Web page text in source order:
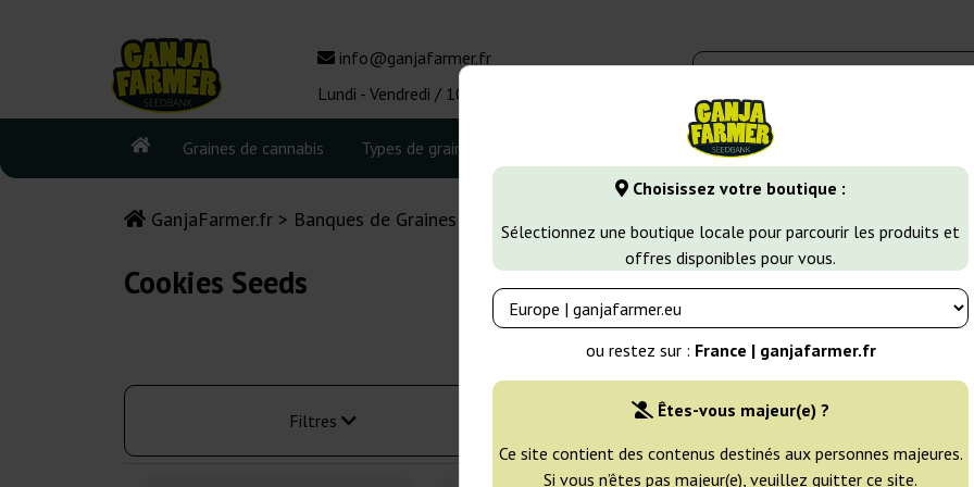
Choisissez votre boutique :
Sélectionnez une boutique locale pour parcourir les produits et
offres disponibles pour vous.
ou restez sur : France | ganjafarmer.fr
Êtes-vous majeur(e) ?
Ce site contient des contenus destinés aux personnes majeures.
Si vous n’êtes pas majeur(e), veuillez quitter ce site.
info@ganjafarmer.fr
Lundi - Vendredi / 10:00 - 16:00
Graines de cannabis Types de graines Variétés de cannabis
GanjaFarmer.fr Banques de Graines de Cannabis
Cookies Seeds
Filtres Tri